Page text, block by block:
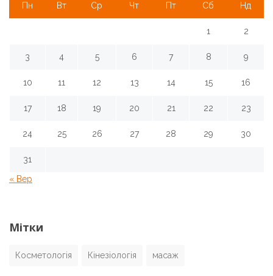
в
Пн Вт Ср Чт Пт Сб Нд
1 2
3 4 5 6 7 8 9
10 11 12 13 14 15 16
17 18 19 20 21 22 23
24 25 26 27 28 29 30
31
« Вер
Мітки
Косметологія Кінезіологія масаж